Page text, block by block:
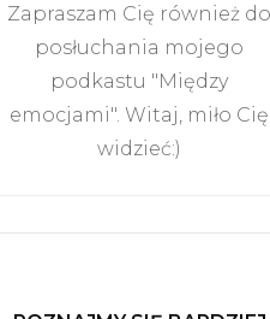
Zapraszam Cię również do
posłuchania mojego
podkastu "Między
emocjami". Witaj, miło Cię
widzieć:)